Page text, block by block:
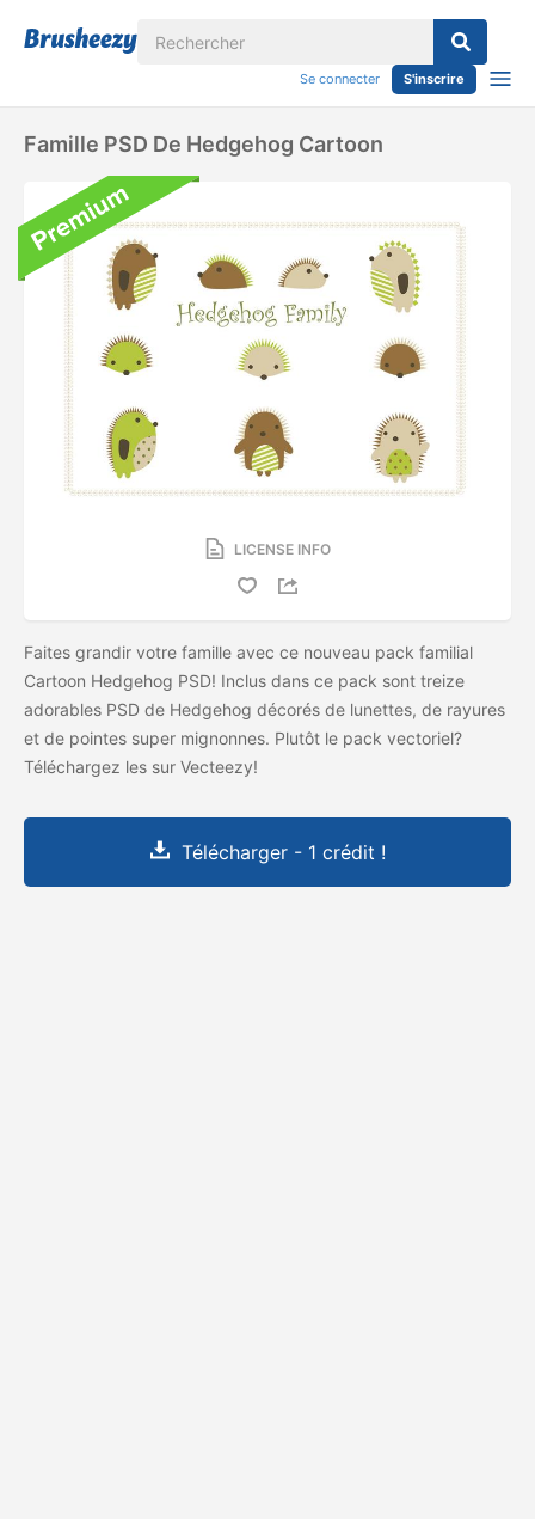
Se connecter S'inscrire
Famille PSD De Hedgehog Cartoon
LICENSE INFO
Faites grandir votre famille avec ce nouveau pack familial
Cartoon Hedgehog PSD! Inclus dans ce pack sont treize
adorables PSD de Hedgehog décorés de lunettes, de rayures
et de pointes super mignonnes. Plutôt le pack vectoriel?
Téléchargez les sur Vecteezy!
Télécharger - 1 crédit !